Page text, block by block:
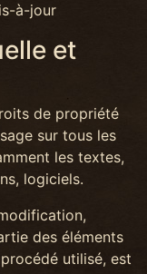
à-jour
et
de propriété
sur tous les
les textes,
logiciels.
des éléments
utilisé, est